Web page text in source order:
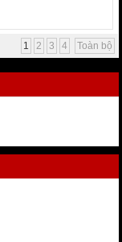
1 2 3 4 Toàn bộ